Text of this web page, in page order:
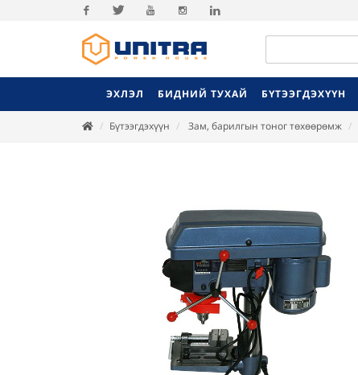
Facebook
ЭХЛЭЛ БИДНИЙ ТУХАЙ БҮТЭЭГДЭХҮҮН
Бүтээгдэхүүн Зам, барилгын тоног төхөөрөмж